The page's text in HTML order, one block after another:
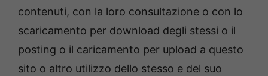
contenuti, con la loro consultazione o con lo
scaricamento per download degli stessi o il
posting o il caricamento per upload a questo
sito o altro utilizzo dello stesso e del suo